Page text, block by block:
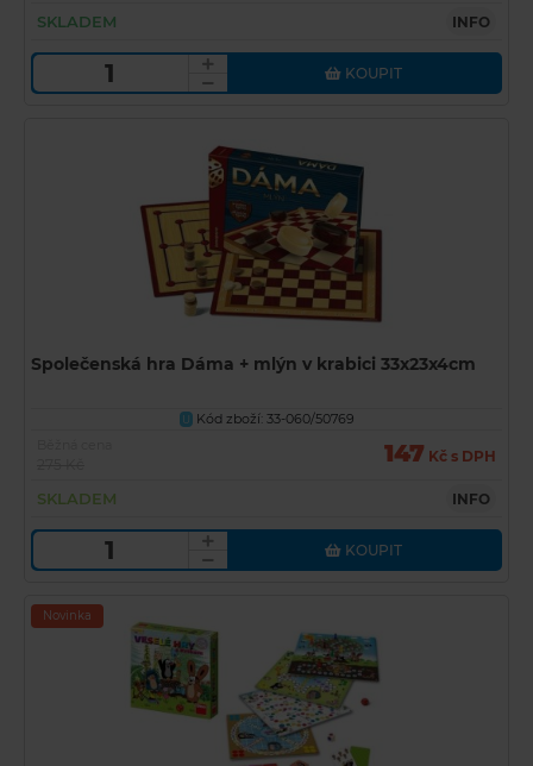
SKLADEM INFO
KOUPIT
Společenská hra Dáma + mlýn v krabici 33x23x4cm
U Kód zboží: 33-060/50769
147 Kč s DPH
SKLADEM INFO
KOUPIT
Novinka